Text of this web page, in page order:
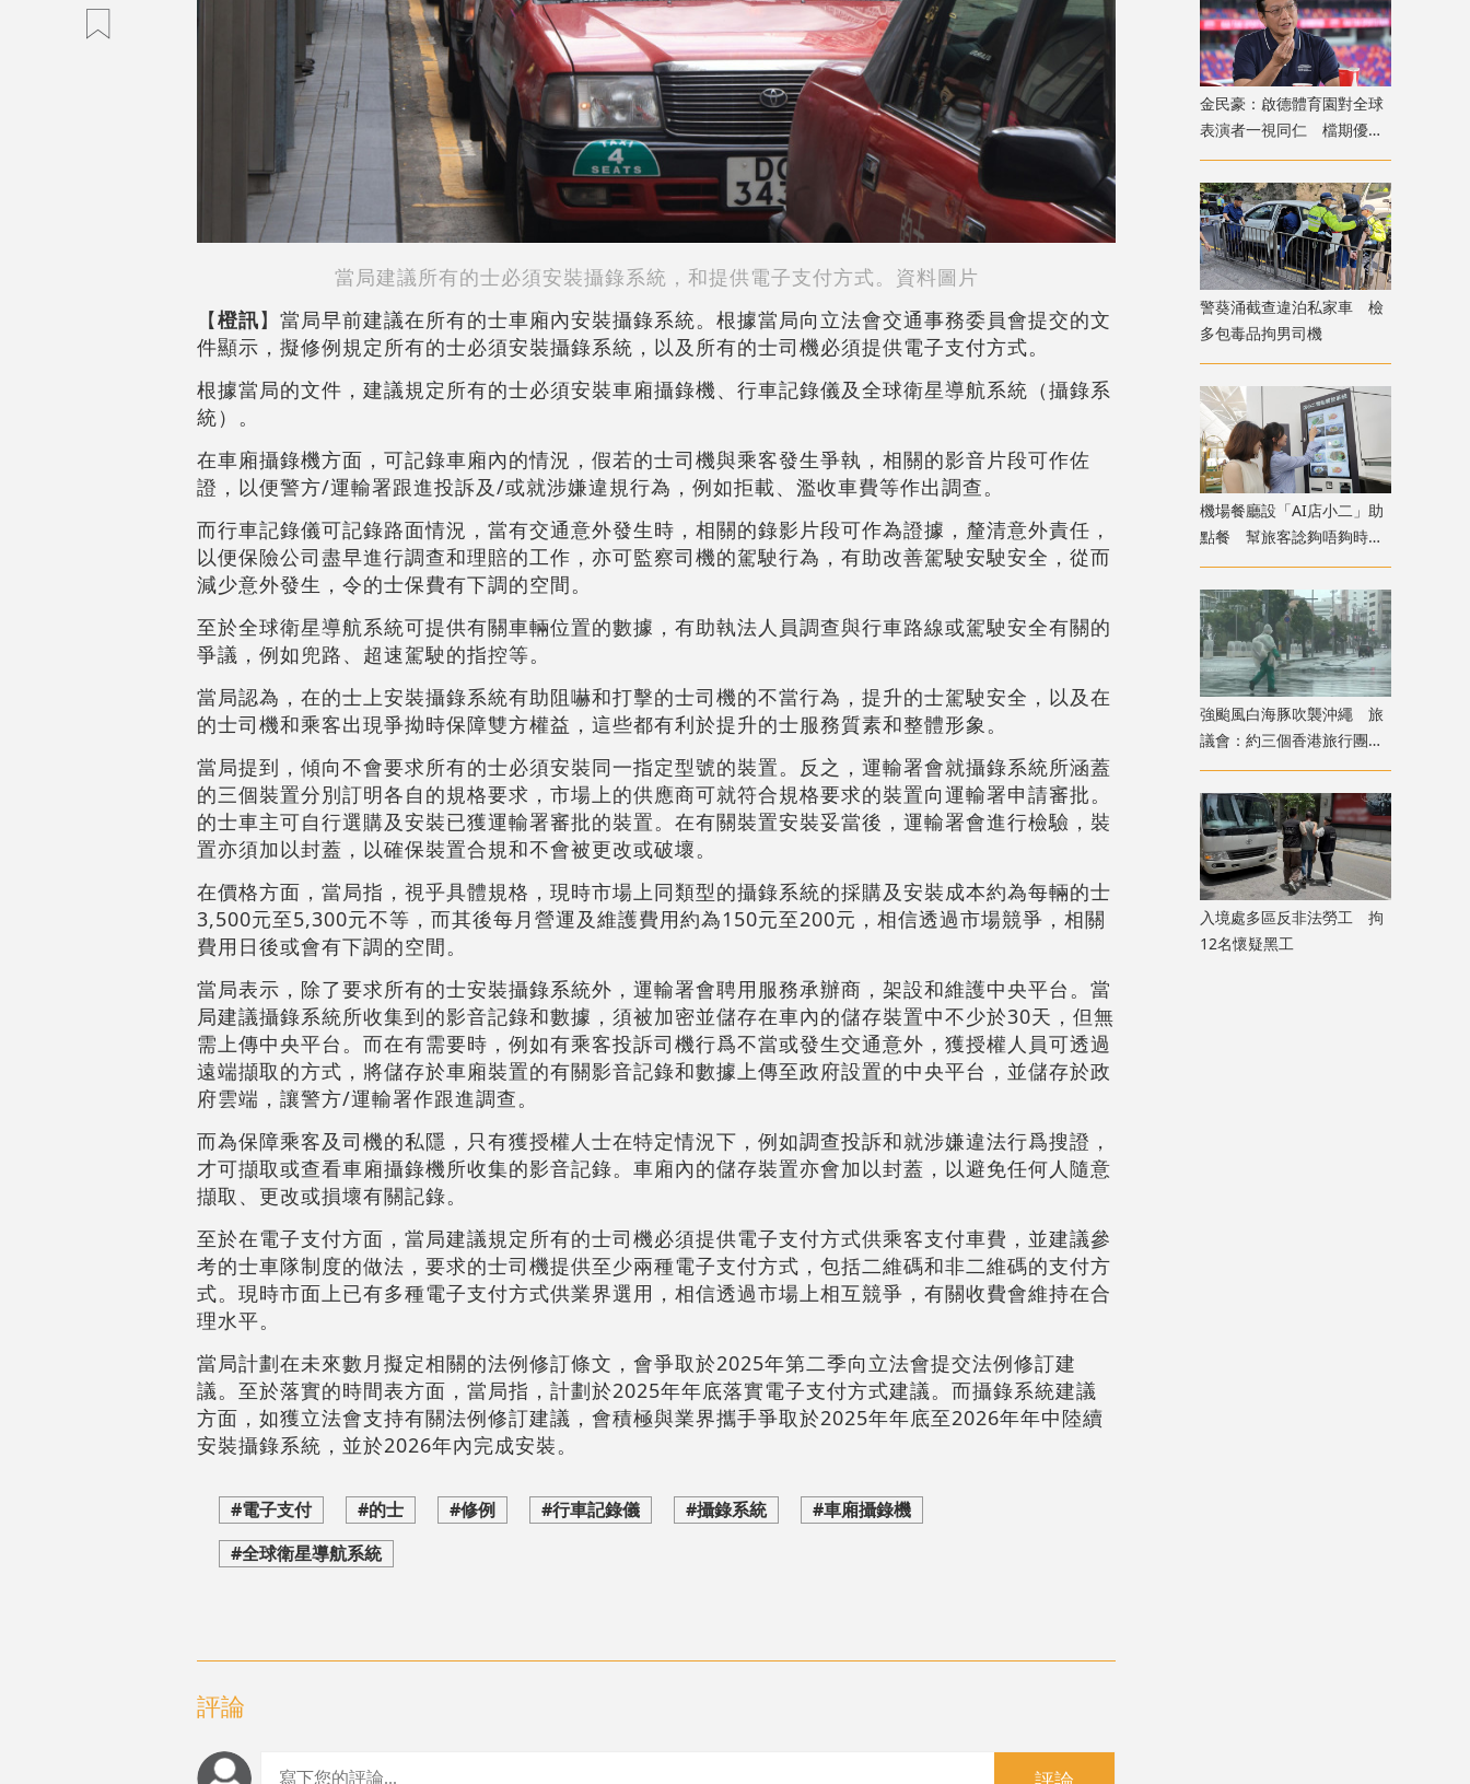
當局建議所有的士必須安裝攝錄系統，和提供電子支付方式。資料圖片
【橙訊】當局早前建議在所有的士車廂內安裝攝錄系統。根據當局向立法會交通事務委員會提交的文
件顯示，擬修例規定所有的士必須安裝攝錄系統，以及所有的士司機必須提供電子支付方式。
根據當局的文件，建議規定所有的士必須安裝車廂攝錄機、行車記錄儀及全球衛星導航系統（攝錄系
統）。
在車廂攝錄機方面，可記錄車廂內的情況，假若的士司機與乘客發生爭執，相關的影音片段可作佐
證，以便警方/運輸署跟進投訴及/或就涉嫌違規行為，例如拒載、濫收車費等作出調查。
而行車記錄儀可記錄路面情況，當有交通意外發生時，相關的錄影片段可作為證據，釐清意外責任，
以便保險公司盡早進行調查和理賠的工作，亦可監察司機的駕駛行為，有助改善駕駛安駛安全，從而
減少意外發生，令的士保費有下調的空間。
至於全球衛星導航系統可提供有關車輛位置的數據，有助執法人員調查與行車路線或駕駛安全有關的
爭議，例如兜路、超速駕駛的指控等。
當局認為，在的士上安裝攝錄系統有助阻嚇和打擊的士司機的不當行為，提升的士駕駛安全，以及在
的士司機和乘客出現爭拗時保障雙方權益，這些都有利於提升的士服務質素和整體形象。
當局提到，傾向不會要求所有的士必須安裝同一指定型號的裝置。反之，運輸署會就攝錄系統所涵蓋
的三個裝置分別訂明各自的規格要求，市場上的供應商可就符合規格要求的裝置向運輸署申請審批。
的士車主可自行選購及安裝已獲運輸署審批的裝置。在有關裝置安裝妥當後，運輸署會進行檢驗，裝
置亦須加以封蓋，以確保裝置合規和不會被更改或破壞。
在價格方面，當局指，視乎具體規格，現時市場上同類型的攝錄系統的採購及安裝成本約為每輛的士
3,500元至5,300元不等，而其後每月營運及維護費用約為150元至200元，相信透過市場競爭，相關
費用日後或會有下調的空間。
當局表示，除了要求所有的士安裝攝錄系統外，運輸署會聘用服務承辦商，架設和維護中央平台。當
局建議攝錄系統所收集到的影音記錄和數據，須被加密並儲存在車內的儲存裝置中不少於30天，但無
需上傳中央平台。而在有需要時，例如有乘客投訴司機行爲不當或發生交通意外，獲授權人員可透過
遠端擷取的方式，將儲存於車廂裝置的有關影音記錄和數據上傳至政府設置的中央平台，並儲存於政
府雲端，讓警方/運輸署作跟進調查。
而為保障乘客及司機的私隱，只有獲授權人士在特定情況下，例如調查投訴和就涉嫌違法行爲搜證，
才可擷取或查看車廂攝錄機所收集的影音記錄。車廂內的儲存裝置亦會加以封蓋，以避免任何人隨意
擷取、更改或損壞有關記錄。
至於在電子支付方面，當局建議規定所有的士司機必須提供電子支付方式供乘客支付車費，並建議參
考的士車隊制度的做法，要求的士司機提供至少兩種電子支付方式，包括二維碼和非二維碼的支付方
式。現時市面上已有多種電子支付方式供業界選用，相信透過市場上相互競爭，有關收費會維持在合
理水平。
當局計劃在未來數月擬定相關的法例修訂條文，會爭取於2025年第二季向立法會提交法例修訂建
議。至於落實的時間表方面，當局指，計劃於2025年年底落實電子支付方式建議。而攝錄系統建議
方面，如獲立法會支持有關法例修訂建議，會積極與業界攜手爭取於2025年年底至2026年年中陸續
安裝攝錄系統，並於2026年內完成安裝。
#電子支付 #的士 #修例 #行車記錄儀 #攝錄系統
#車廂攝錄機
#全球衛星導航系統
評論
金民豪：啟德體育園對全球
表演者一視同仁 檔期優先
給體育活動
警葵涌截查違泊私家車 檢
多包毒品拘男司機
機場餐廳設「AI店小二」助
點餐 幫旅客諗夠唔夠時間
食完先上機
強颱風白海豚吹襲沖繩 旅
議會：約三個香港旅行團在
當地全部安全
入境處多區反非法勞工 拘
12名懷疑黑工